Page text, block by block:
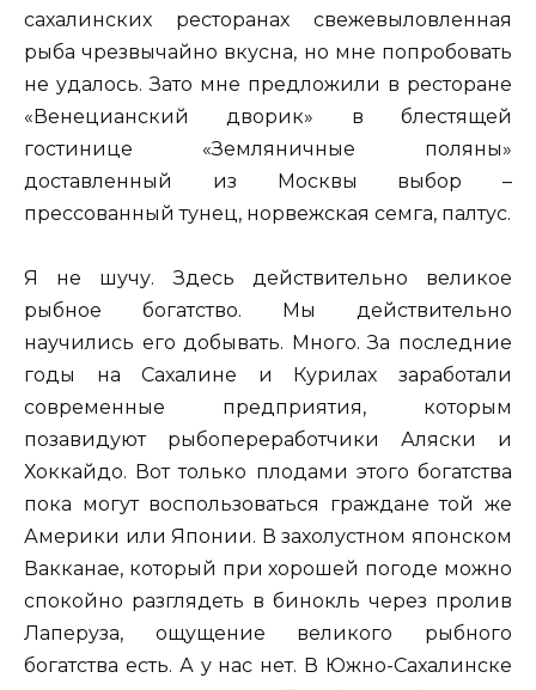
сахалинских ресторанах свежевыловленная
рыба чрезвычайно вкусна, но мне попробовать
не удалось. Зато мне предложили в ресторане
«Венецианский дворик» в блестящей
гостинице «Земляничные поляны»
доставленный из Москвы выбор –
прессованный тунец, норвежская семга, палтус.
Я не шучу. Здесь действительно великое
рыбное богатство. Мы действительно
научились его добывать. Много. За последние
годы на Сахалине и Курилах заработали
современные предприятия, которым
позавидуют рыбопереработчики Аляски и
Хоккайдо. Вот только плодами этого богатства
пока могут воспользоваться граждане той же
Америки или Японии. В захолустном японском
Вакканае, который при хорошей погоде можно
спокойно разглядеть в бинокль через пролив
Лаперуза, ощущение великого рыбного
богатства есть. А у нас нет. В Южно-Сахалинске